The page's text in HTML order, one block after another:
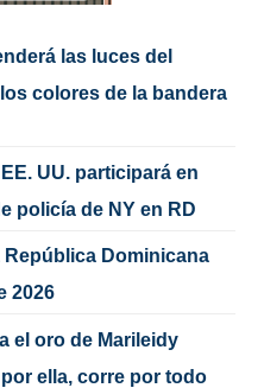
las luces del
colores de la bandera
UU. participará en
policía de NY en RD
República Dominicana
2026
el oro de Marileidy
ella, corre por todo